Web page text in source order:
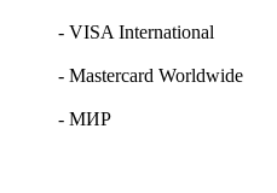
- VISA International
- Mastercard Worldwide
- МИР